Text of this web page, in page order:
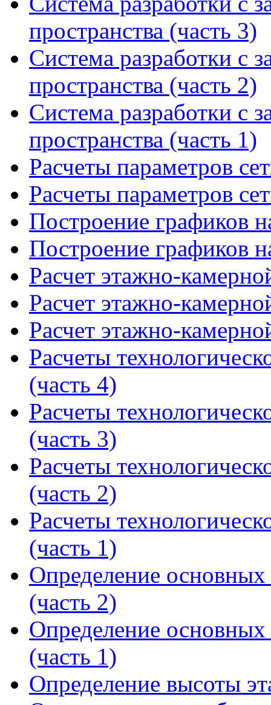
пространства (часть 3)
Система разработки с
пространства (часть 2)
Система разработки с
пространства (часть 1)
Расчеты параметров
Расчеты параметров
Построение графиков
Построение графиков
Расчет этажно-
Расчет этажно-
Расчет этажно-
Расчеты
(часть 4)
Расчеты
(часть 3)
Расчеты
(часть 2)
Расчеты
(часть 1)
Определение
(часть 2)
Определение
(часть 1)
Определение высоты